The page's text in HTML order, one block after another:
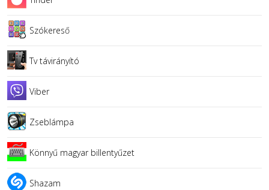
Szókereső
Tv távirányító
Viber
Zseblámpa
Könnyű magyar billentyűzet
Shazam